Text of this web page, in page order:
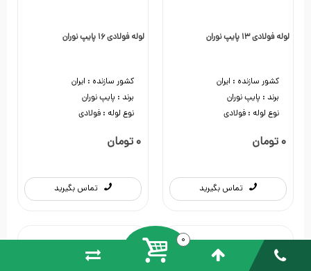
لوله فولادی 13 پایپ نوران
کشور سازنده : ایران
برند : پایپ نوران
نوع لوله : فولادی
0 تومان
تماس بگیرید
لوله فولادی 16 پایپ نوران
کشور سازنده : ایران
برند : پایپ نوران
نوع لوله : فولادی
0 تومان
تماس بگیرید
0